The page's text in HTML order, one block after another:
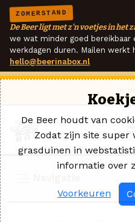
ZOMERSTAND
De Beer ligt met z'n voetjes in het
we wat minder goed bereikbaar
werkdagen duren. Mailen werkt
hello@beerinabox.nl
De Beer houdt van
Zodat zijn site super
grasduinen in
informatie over
Voorkeuren